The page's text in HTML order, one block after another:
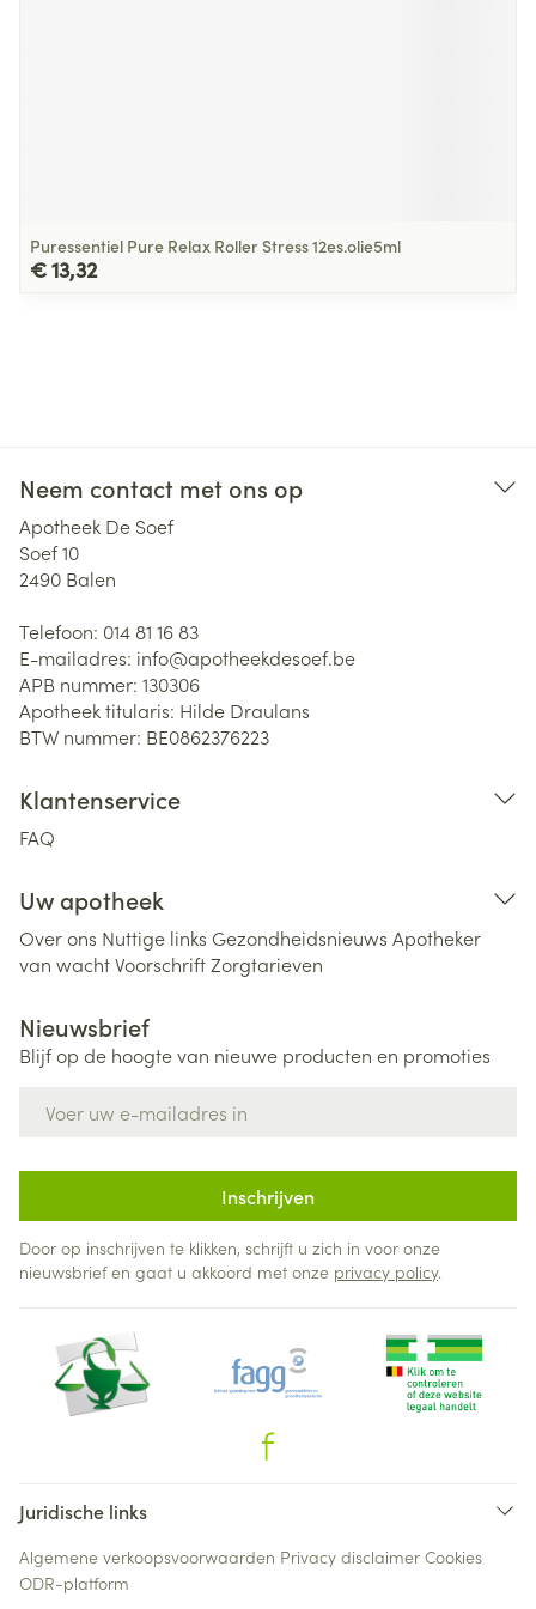
Puressentiel Pure Relax Roller Stress 12es.olie5ml
€ 13,32
Neem contact met ons op
Apotheek De Soef
Soef 10
2490 Balen
Telefoon: 014 81 16 83
E-mailadres: info@apotheekdesoef.be
APB nummer: 130306
Apotheek titularis: Hilde Draulans
BTW nummer: BE0862376223
Klantenservice
FAQ
Uw apotheek
Over ons Nuttige links Gezondheidsnieuws Apotheker
van wachtVoorschriftZorgtarieven
Nieuwsbrief
Blijf op de hoogte van nieuwe producten en promoties
Inschrijven
Door op inschrijven te klikken, schrijft u zich in voor onze
nieuwsbrief en gaat u akkoord met onze privacy policy.
Juridische links
Algemene verkoopsvoorwaarden Privacy disclaimer Cookies
ODR-platform